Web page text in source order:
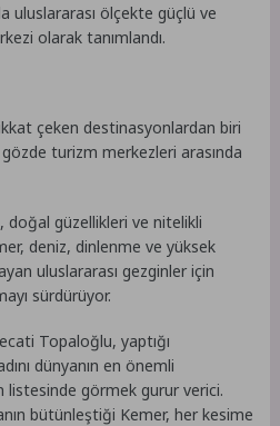
uluslararası ölçekte güçlü ve
olarak tanımlandı.
çeken destinasyonlardan biri
turizm merkezleri arasında
doğal güzellikleri ve nitelikli
deniz, dinlenme ve yüksek
uluslararası gezginler için
sürdürüyor.
Topaloğlu, yaptığı
dünyanın en önemli
listesinde görmek gurur verici.
bütünleştiği Kemer, her kesime